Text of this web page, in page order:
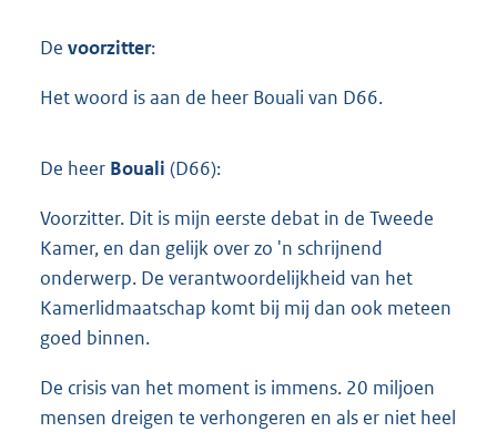
De voorzitter:
Het woord is aan de heer Bouali van D66.
De heer Bouali (D66):
Voorzitter. Dit is mijn eerste debat in de Tweede
Kamer, en dan gelijk over zo 'n schrijnend
onderwerp. De verantwoordelijkheid van het
Kamerlidmaatschap komt bij mij dan ook meteen
goed binnen.
De crisis van het moment is immens. 20 miljoen
mensen dreigen te verhongeren en als er niet heel